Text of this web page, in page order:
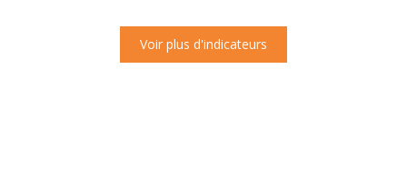
Voir plus d'indicateurs